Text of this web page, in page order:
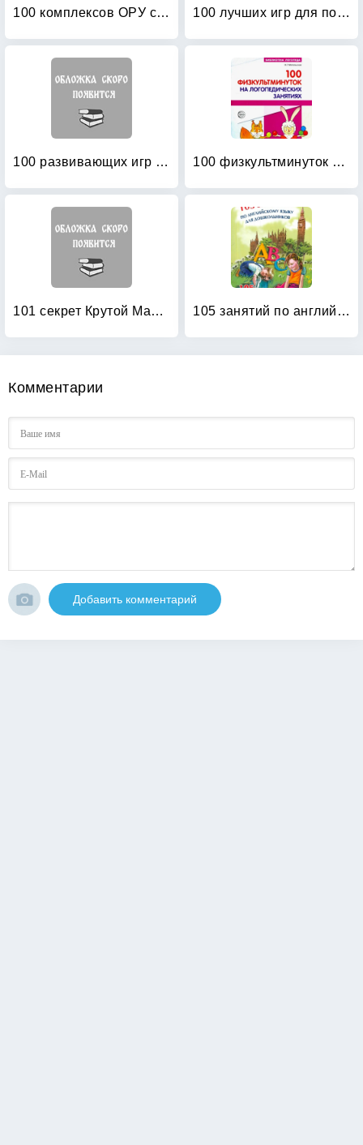
100 комплексов ОРУ с использованием стандартного и нестандартного оборудования 100 лучших игр для подготовки к школе
100 развивающих игр и упражнений от рождения до года 100 физкультминуток на логопедических занятиях
101 секрет Крутой Мамочки 105 занятий по английскому языку для дошкольников: Пособие для воспитателей детского сада, учителей английского языка и родителей
Комментарии